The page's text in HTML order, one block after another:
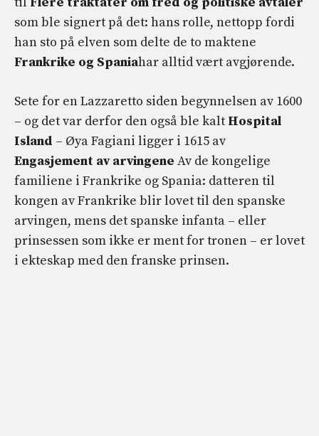
som ble signert på det: hans rolle, nettopp fordi
han sto på elven som delte de to maktene
Frankrike og Spaniahar alltid vært avgjørende.
Sete for en Lazzaretto siden begynnelsen av 1600
– og det var derfor den også ble kalt Hospital
Island – Øya Fagiani ligger i 1615 av
Engasjement av arvingene Av de kongelige
familiene i Frankrike og Spania: datteren til
kongen av Frankrike blir lovet til den spanske
arvingen, mens det spanske infanta – eller
prinsessen som ikke er ment for tronen – er lovet
i ekteskap med den franske prinsen.